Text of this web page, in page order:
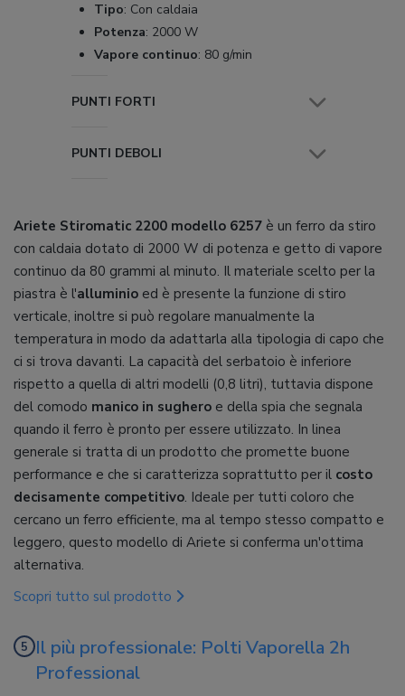
Tipo: Con caldaia
Potenza: 2000 W
Vapore continuo: 80 g/min
PUNTI FORTI
PUNTI DEBOLI
Ariete Stiromatic 2200 modello 6257 è un ferro da stiro
con caldaia dotato di 2000 W di potenza e getto di vapore
continuo da 80 grammi al minuto. Il materiale scelto per la
piastra è l'alluminio ed è presente la funzione di stiro
verticale, inoltre si può regolare manualmente la
temperatura in modo da adattarla alla tipologia di capo che
ci si trova davanti. La capacità del serbatoio è inferiore
rispetto a quella di altri modelli (0,8 litri), tuttavia dispone
del comodo manico in sughero e della spia che segnala
quando il ferro è pronto per essere utilizzato. In linea
generale si tratta di un prodotto che promette buone
performance e che si caratterizza soprattutto per il costo
decisamente competitivo. Ideale per tutti coloro che
cercano un ferro efficiente, ma al tempo stesso compatto e
leggero, questo modello di Ariete si conferma un'ottima
alternativa.
Scopri tutto sul prodotto
Il più professionale: Polti Vaporella 2h
Professional